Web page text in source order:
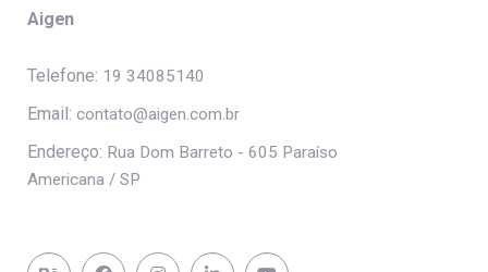
Aigen
Telefone: 19 34085140
Email: contato@aigen.com.br
Endereço: Rua Dom Barreto - 605 Paraíso
Americana / SP